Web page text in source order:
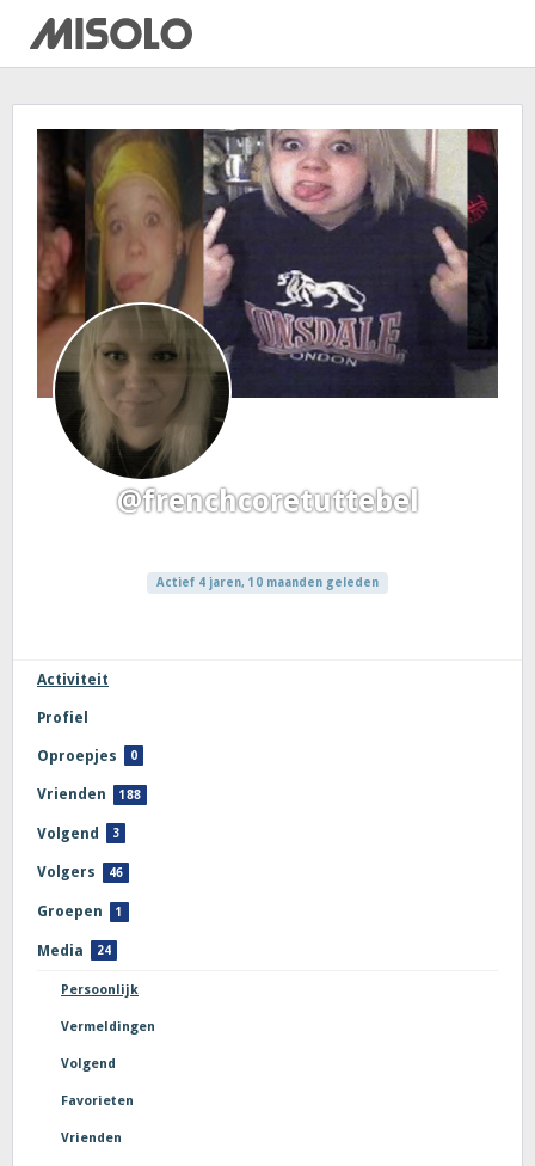
@frenchcoretuttebel
Actief 4 jaren, 10 maanden geleden
Activiteit
Profiel
Oproepjes 0
Vrienden 188
Volgend 3
Volgers 46
Groepen 1
Media 24
Persoonlijk
Vermeldingen
Volgend
Favorieten
Vrienden